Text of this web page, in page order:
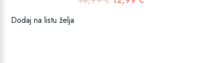
Dodaj na listu želja